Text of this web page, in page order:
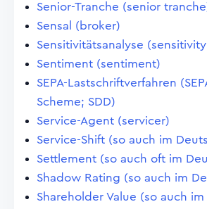
Senior-Tranche (senior
Sensal (broker)
Sensitivitätsanalyse
Sentiment (sentiment)
SEPA-Lastschriftverfahren
Scheme; SDD)
Service-Agent (servicer)
Service-Shift (so auch im
Settlement (so auch oft im
Shadow Rating (so auch im
Shareholder Value (so auch